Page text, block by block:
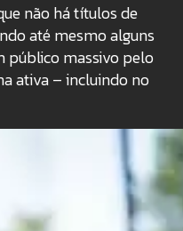
não há títulos de
até mesmo alguns
público massivo pelo
ativa – incluindo no